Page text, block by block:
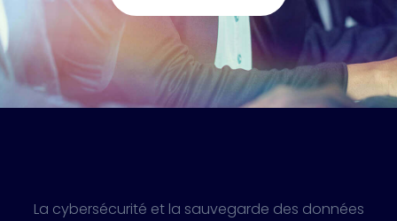
La cybersécurité et la sauvegarde des données